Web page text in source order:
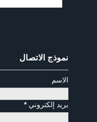
نموذج الاتصال
الاسم
بريد إلكتروني*